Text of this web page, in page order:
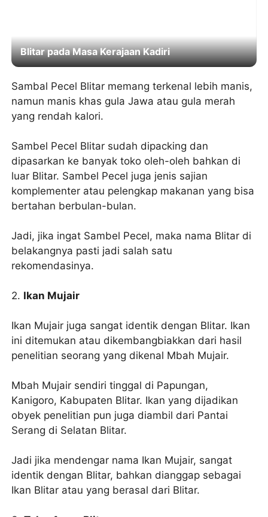
Blitar pada Masa Kerajaan Kadiri
Sambal Pecel Blitar memang terkenal lebih manis,
namun manis khas gula Jawa atau gula merah
yang rendah kalori.
Sambel Pecel Blitar sudah dipacking dan
dipasarkan ke banyak toko oleh-oleh bahkan di
luar Blitar. Sambel Pecel juga jenis sajian
komplementer atau pelengkap makanan yang bisa
bertahan berbulan-bulan.
Jadi, jika ingat Sambel Pecel, maka nama Blitar di
belakangnya pasti jadi salah satu
rekomendasinya.
2. Ikan Mujair
Ikan Mujair juga sangat identik dengan Blitar. Ikan
ini ditemukan atau dikembangbiakkan dari hasil
penelitian seorang yang dikenal Mbah Mujair.
Mbah Mujair sendiri tinggal di Papungan,
Kanigoro, Kabupaten Blitar. Ikan yang dijadikan
obyek penelitian pun juga diambil dari Pantai
Serang di Selatan Blitar.
Jadi jika mendengar nama Ikan Mujair, sangat
identik dengan Blitar, bahkan dianggap sebagai
Ikan Blitar atau yang berasal dari Blitar.